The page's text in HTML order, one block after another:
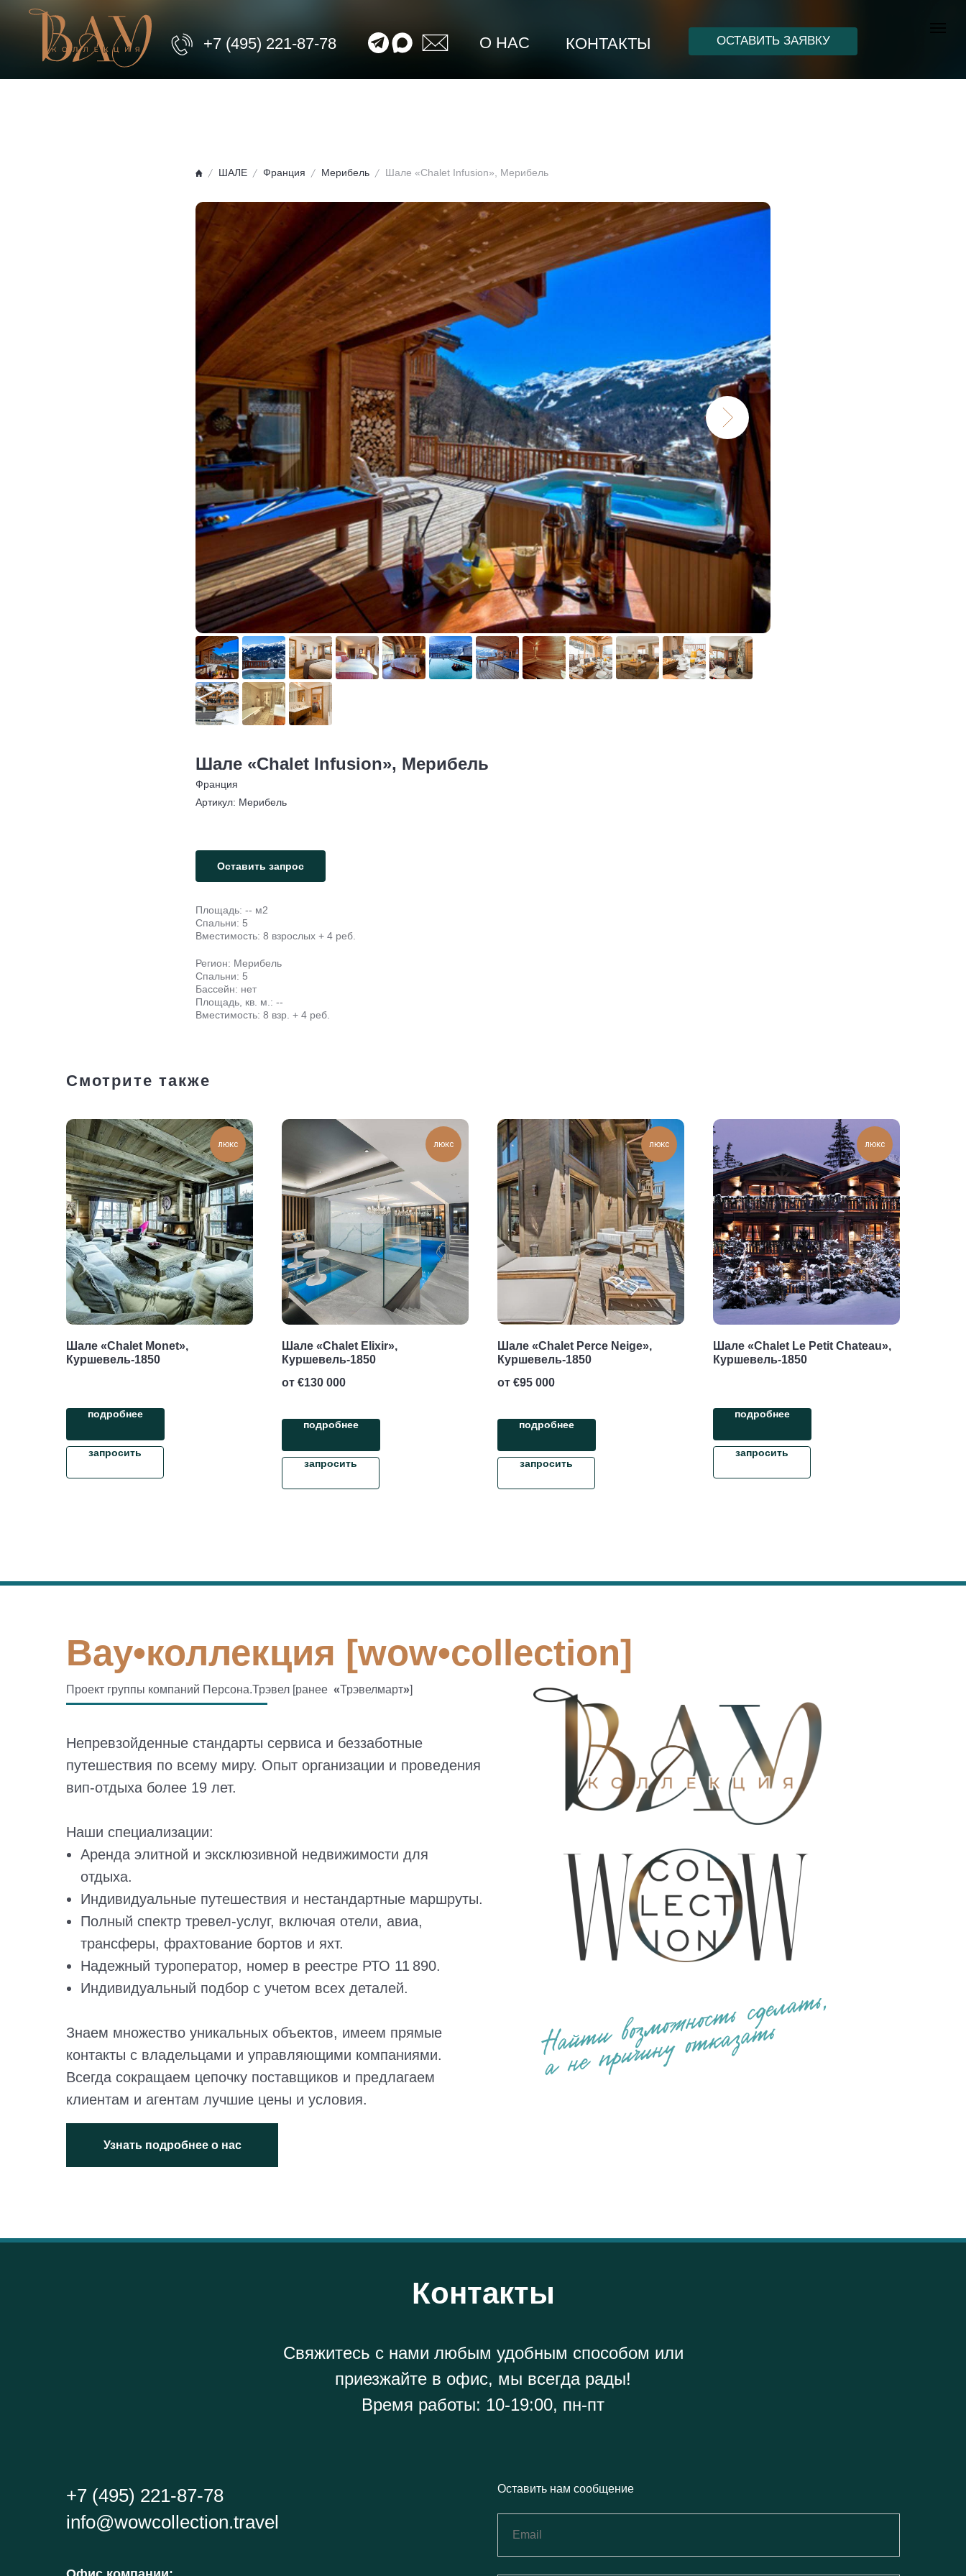
ОСТАВИТЬ ЗАЯВКУ
+7 (495) 221-87-78 КОНТАКТЫ
О НАС
ШАЛЕ Франция Мерибель Шале «Chalet Infusion», Мерибель
Шале «Chalet Infusion», Мерибель
Франция
Артикул: Мерибель
Оставить запрос
Площадь: -- м2
Спальни: 5
Вместимость: 8 взрослых + 4 реб.
Регион: Мерибель
Спальни: 5
Бассейн: нет
Площадь, кв. м.: --
Вместимость: 8 взр. + 4 реб.
Смотрите также
люкс
Шале «Chalet Monet»,
Куршевель-1850
подробнее
запросить
люкс
Шале «Chalet Elixir»,
Куршевель-1850
от €130 000
подробнее
запросить
люкс
Шале «Chalet Perce Neige»,
Куршевель-1850
от €95 000
подробнее
запросить
люкс
Шале «Chalet Le Petit Chateau»,
Куршевель-1850
подробнее
запросить
Вау•коллекция [wow•collection]
Проект группы компаний Персона.Трэвел [ранее «Трэвелмарт»]
Непревзойденные стандарты сервиса и беззаботные
путешествия по всему миру. Опыт организации и проведения
вип-отдыха более 19 лет.
Наши специализации:
Аренда элитной и эксклюзивной недвижимости для
отдыха.
Индивидуальные путешествия и нестандартные маршруты.
Полный спектр тревел-услуг, включая отели, авиа,
трансферы, фрахтование бортов и яхт.
Надежный туроператор, номер в реестре РТО 11 890.
Индивидуальный подбор с учетом всех деталей.
Знаем множество уникальных объектов, имеем прямые
контакты с владельцами и управляющими компаниями.
Всегда сокращаем цепочку поставщиков и предлагаем
клиентам и агентам лучшие цены и условия.
Узнать подробнее о нас
Контакты
Свяжитесь с нами любым удобным способом или
приезжайте в офис, мы всегда рады!
Время работы: 10-19:00, пн-пт
+7 (495) 221-87-78
info@wowcollection.travel
Оставить нам сообщение